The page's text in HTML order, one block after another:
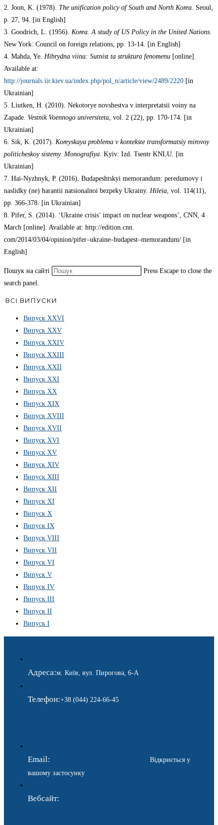
2. Joon, K. (1978). The unification policy of South and North Korea . Seoul,
p. 27, 94. [in English]
3. Goodrich, L. (1956). Korea. A study of US Policy in the United Nations
New York: Council on foreign relations, pp. 13-14. [in English]
4. Mahda, Ye. Hibrydna viina: Sutnist ta struktura fenomenu [online].
Available at:
http://journals.iir.kiev.ua/index.php/pol_n/article/view/2489/2220 [in
Ukrainian]
5. Liutken, H. (2010). Nekotorye novshestva v interpretatsii voiny na
Zapade. Vestnik Voennogo universiteta , vol. 2 (22), pp. 170-174. [in
Ukrainian]
6. Sik, K. (2017). Koreyskaya problema v kontekste transformatsiy mirovoy
politicheskoy sistemy. Monografiya . Kyiv: Izd. Tsentr KNLU. [in
Ukrainian]
7. Hai-Nyzhnyk, P. (2016). Budapeshtskyi memorandum: peredumovy i
naslidky (ne) harantii natsionalnoi bezpeky Ukrainy. Hileia , vol. 114(11),
pp. 366-378. [in Ukrainian]
8. Pifer, S. (2014). ‘Ukraine crisis’ impact on nuclear weapons’, CNN, 4
March [online]. Available at: http://edition.cnn.
com/2014/03/04/opinion/pifer–ukraine–budapest–memorandum/ [in
English]
Пошук на сайті
Press Escape to close the
search panel.
ВСІ ВИПУСКИ
Випуск ХХVІ
Випуск XXV
Випуск XXIV
Випуск XXIII
Випуск XXII
Випуск XXI
Випуск XX
Випуск XIX
Випуск XVIII
Випуск XVII
Випуск XVI
Випуск XV
Випуск XIV
Випуск XIII
Випуск XII
Випуск XI
Випуск X
Випуск IX
Випуск VIII
Випуск VII
Випуск VI
Випуск V
Випуск IV
Випуск III
Випуск II
Випуск I
Адреса:м. Київ, вул. Пирогова, 6-А
Телефон:+38 (044) 224-66-45
Email:
Відкриється у
вашому застосунку
Вебсайт: